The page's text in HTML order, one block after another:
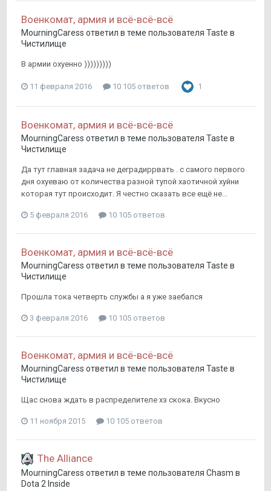
Военкомат, армия и всё-всё-всё
MourningCaress ответил в теме пользователя Taste в
Чистилище
В армии охуенно )))))))))
11 февраля 2016 10 105 ответов 1
Военкомат, армия и всё-всё-всё
MourningCaress ответил в теме пользователя Taste в
Чистилище
Да тут главная задача не деградиррвать . с самого первого
дня охуеваю от количества разной тупой хаотичной хуйни
которая тут происходит. Я честно сказать все ещё не...
5 февраля 2016 10 105 ответов
Военкомат, армия и всё-всё-всё
MourningCaress ответил в теме пользователя Taste в
Чистилище
Прошла тока четверть службы а я уже заебался
3 февраля 2016 10 105 ответов
Военкомат, армия и всё-всё-всё
MourningCaress ответил в теме пользователя Taste в
Чистилище
Щас снова ждать в распределителе хз скока. Вкусно
11 ноября 2015 10 105 ответов
The Alliance
MourningCaress ответил в теме пользователя Chasm в
Dota 2 Inside